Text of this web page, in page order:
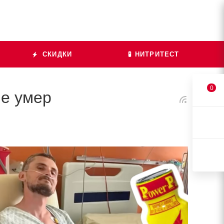
СКИДКИ 🧪 НИТРИТЕСТ
умер
0